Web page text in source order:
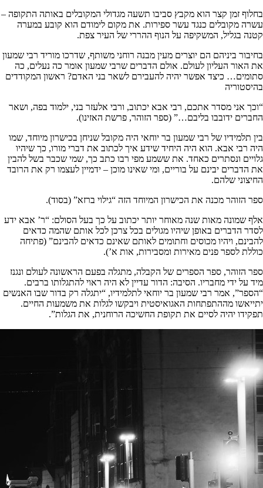
בחלוף זמן קצר הוא מקבץ סביבו תשעה מגדולי המקובלים באותה התקופה –
עשרה מקובלים כנגד עשר ספירות. את מקום לימודם הוא קובע במערה
קטנה בגליל, המשקיפה על הנוף ההררי של העיר צפת.
בחיבור ביניהם הם יוצרים מעין מבנה רוחני משותף, שדרכו מוריד רבי שמעון
את האור העליון לעולם. אולם הדברים שרבי שמעון אומר כה נעלים, כה
סתומים… כיצד אפשר יהיה להעבירם לשאר בני האדם? ראשון המקודדים
בהיסטוריה
“וכך אני מסדר אתכם, רבי אבא יכתוב, ורבי אלעזר בני, ילמוד בפה, ושאר
החברים ידובבו בליבם…” (ספר הזוהר, פרשת האזינו).
בין תלמידיו של רבי שמעון בר יוחאי היה מקובל שניחן בכישרון מיוחד, שמו
היה רבי אבא. הוא היה היחיד שידע איך לכתוב את דברי מורו, כך שיהיו
גלויים ונסתרים כאחד. את ששמע מפי רבו כתב כך, שמי שכבר בשל להבין
את הדברים יבינם על בוריים, ומי שאינו מוכן – ידמיין לעצמו רק את הרובד
החיצוני שלהם.
ספר הזוהר מכנה את הכישרון המיוחד הזה “גילוי ברזא” (בסוד).
אלף שמונה מאות שנה מאוחר יותר יכתוב על כך בעל הסולם: “ר’ אבא ידע
לסדר הדברים באופן שיהיו מגולים בכל צרכן לכל אותם שהמה כדאים
להבינם, ויהיו מכוסים וחתומים לאותם שאינם כדאים להבינם” (פתיחה
כוללת לספר פנים מאירות ומסבירות, אות א’).
ספר הזוהר, ספר הספרים של הקבלה, מתגלה בפעם הראשונה לעולם ונגנז
מיד על ידי מחבריו. הסיבה: הדור עדיין לא היה ראוי להתגלותו ברבים.
“הספר”, אמר רבי שמעון בר יוחאי לתלמידיו, “יתגלה רק בדור שבו האנשים
יתייאשו מההתפתחות האגואיסטית ויבקשו לגלות את משמעות החיים.
תפקידו יהיה לסיים את תקופת החשיכה הרוחנית, את הגלות”.